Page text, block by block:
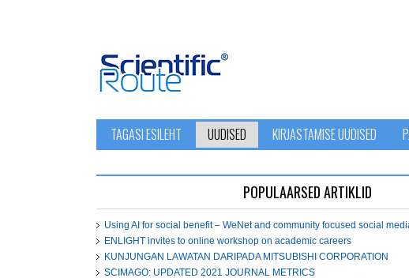
TAGASI ESILEHT UUDISED KIRJASTAMISE UUDISED
POPULAARSED ARTIKLID
Using AI for social benefit – WeNet and community focused social
ENLIGHT invites to online workshop on academic careers
KUNJUNGAN LAWATAN DARIPADA MITSUBISHI CORPORATION
SCIMAGO: UPDATED 2021 JOURNAL METRICS